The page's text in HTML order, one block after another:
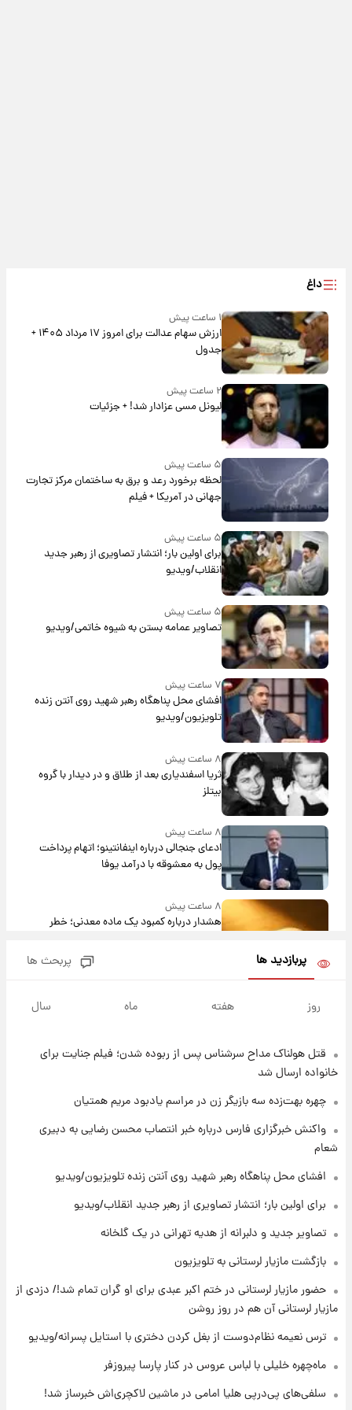
داغ
۱ ساعت پیش
ارزش سهام عدالت برای امروز ۱۷ مرداد ۱۴۰۵ +
جدول
۲ ساعت پیش
لیونل مسی عزادار شد! + جزئیات
۵ ساعت پیش
لحظه برخورد رعد و برق به ساختمان مرکز تجارت
جهانی در آمریکا + فیلم
۵ ساعت پیش
برای اولین بار؛ انتشار تصاویری از رهبر جدید
انقلاب/ویدیو
۵ ساعت پیش
تصاویر عمامه بستن به شیوه خاتمی/ویدیو
۷ ساعت پیش
افشای محل پناهگاه‌ رهبر شهید روی آنتن زنده
تلویزیون/ویدیو
۸ ساعت پیش
ثریا اسفندیاری بعد از طلاق و در دیدار با گروه
بیتلز
۸ ساعت پیش
ادعای جنجالی درباره اینفانتینو؛ اتهام پرداخت
پول به معشوقه با درآمد یوفا
۸ ساعت پیش
هشدار درباره کمبود یک ماده معدنی؛ خطر
پی رفتن رامین رضاییان+ عکس
۹ ساعت پیش
۹ ساعت پیش
۱۰ ساعت پیش
+جدول
قیمت محصولات ایران‌خودرو و سایپا امروز شنبه
۱۷ مرداد ۱۴۰۵
یک پیش ‌بینی مهم برای قیمت دلار، طلا و سکه
پربازدید ها پربحث ها
روز هفته ماه سال
قتل هولناک مداح سرشناس پس از ربوده شدن؛ فیلم جنایت برای
خانواده ارسال شد
چهره بهت‌زده سه بازیگر زن در مراسم یادبود مریم همتیان
واکنش خبرگزاری فارس درباره خبر انتصاب محسن رضایی به دبیری
شعام
افشای محل پناهگاه‌ رهبر شهید روی آنتن زنده تلویزیون/ویدیو
برای اولین بار؛ انتشار تصاویری از رهبر جدید انقلاب/ویدیو
تصاویر جدید و دلبرانه از هدیه تهرانی در یک گلخانه
بازگشت مازیار لرستانی به تلویزیون
حضور مازیار لرستانی در ختم اکبر عبدی برای او گران تمام شد!/ دزدی از
مازیار لرستانی آن هم در روز روشن
ترس نعیمه نظام‌دوست از بغل کردن دختری با استایل پسرانه/ویدیو
ماه‌چهره خلیلی با لباس عروس در کنار پارسا پیروزفر
سلفی‌های پی‌درپی هلیا امامی در ماشین لاکچری‌اش خبرساز شد!